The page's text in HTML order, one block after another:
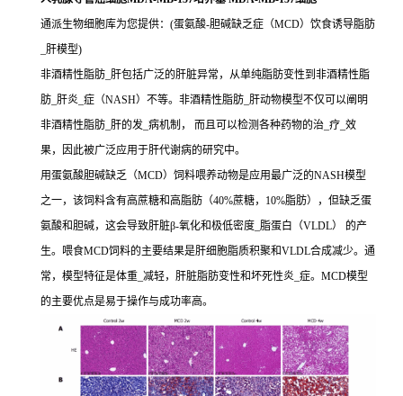
通派生物细胞库为您提供：(蛋氨酸-胆碱缺乏症（MCD）饮食诱导脂肪
_肝模型)
非酒精性脂肪_肝包括广泛的肝脏异常，从单纯脂肪变性到非酒精性脂
肪_肝炎_症（NASH）不等。非酒精性脂肪_肝动物模型不仅可以阐明
非酒精性脂肪_肝的发_病机制， 而且可以检测各种药物的治_疗_效
果，因此被广泛应用于肝代谢病的研究中。
用蛋氨酸胆碱缺乏（MCD）饲料喂养动物是应用最广泛的NASH模型
之一，该饲料含有高蔗糖和高脂肪（40%蔗糖，10%脂肪），但缺乏蛋
氨酸和胆碱，这会导致肝脏β-氧化和极低密度_脂蛋白（VLDL） 的产
生。喂食MCD饲料的主要结果是肝细胞脂质积聚和VLDL合成减少。通
常，模型特征是体重_减轻，肝脏脂肪变性和坏死性炎_症。MCD模型
的主要优点是易于操作与成功率高。